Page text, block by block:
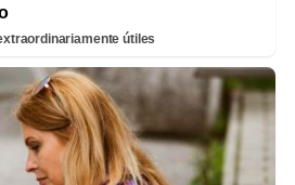
útiles